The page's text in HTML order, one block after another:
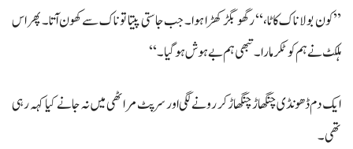
’’کون بولا ناک کاٹا،‘‘ رگھو بگڑ کھڑا ہوا۔ جب جاستی پیتا تو ناک سے کھون آتا۔ پھر اس
ہلکٹ نے ہم کو ٹکر مارا۔ تبھی ہم بے ہوش ہوگیا۔‘‘
ایک دم ڈھونڈی چنگھاڑ چنگھاڑ کر رونے لگی اور سرپٹ مراٹھی میں نہ جانے کیا کہہ رہی
تھی۔